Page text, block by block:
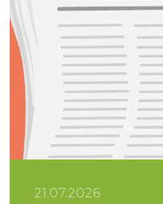
21.07.2026